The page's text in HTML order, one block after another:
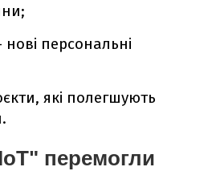
персональні
які полегшують
перемогли